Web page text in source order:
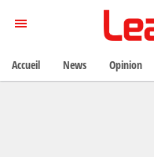
Accueil News Opinion